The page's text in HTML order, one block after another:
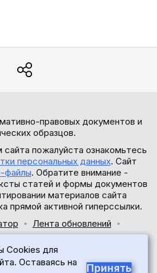
правовых документов и
образцов.
пожалуйста ознакомьтесь
персональных данных. Сайт
файлы. Обратите внимание -
статей и формы документов
материалов сайта
прямой активной гиперссылки.
Лента обновлений
2017-2026
Cookies для
Оставаясь на
Принять